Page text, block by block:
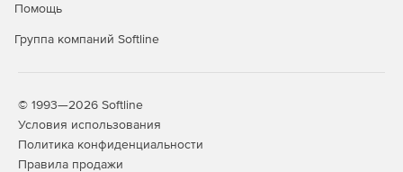
Помощь
Группа компаний Softline
© 1993—2026 Softline
Условия использования
Политика конфиденциальности
Правила продажи